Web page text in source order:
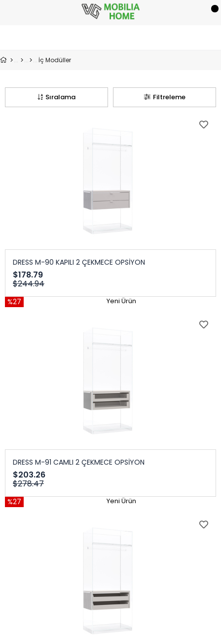
İç Modüller
Filtreleme
Sıralama
DRESS M-90 KAPILI 2 ÇEKMECE OPSİYON
$178.79
$244.94
%27 Yeni Ürün
DRESS M-91 CAMLI 2 ÇEKMECE OPSİYON
$203.26
$278.47
%27 Yeni Ürün